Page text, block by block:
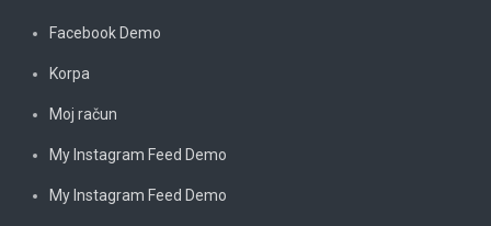
Facebook Demo
Korpa
Moj račun
My Instagram Feed Demo
My Instagram Feed Demo